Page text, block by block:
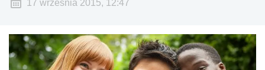
17 września 2015, 12:47